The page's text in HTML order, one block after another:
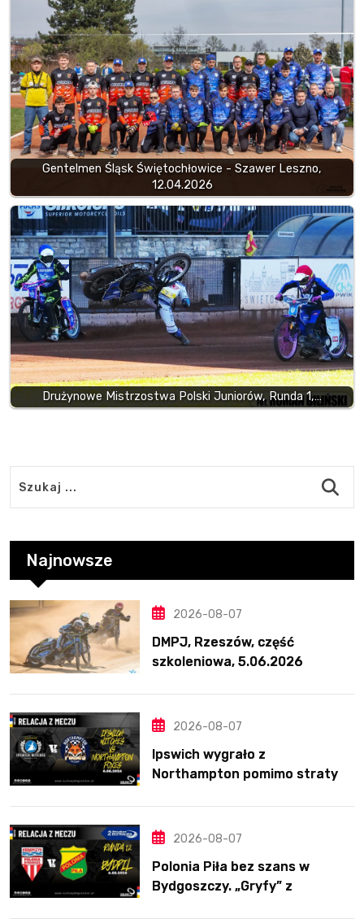
Gentelmen Śląsk Świętochłowice - Szawer Leszno,
12.04.2026
Drużynowe Mistrzostwa Polski Juniorów, Runda 1,…
Najnowsze
2026-08-07
DMPJ, Rzeszów, część
szkoleniowa, 5.06.2026
2026-08-07
Ipswich wygrało z
Northampton pomimo straty
2026-08-07
Polonia Piła bez szans w
Bydgoszczy. „Gryfy” z